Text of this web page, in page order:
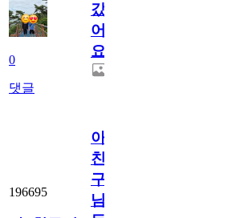
0
댓글
갔
어
요.
196695
아.
친
구
님